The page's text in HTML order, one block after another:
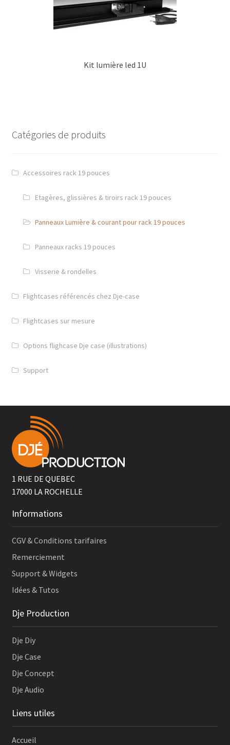
Kit lumière led 1U
Catégories de produits
Accessoires rack 19 pouces
Etagères, glissières & tiroirs rack 19 pouces
Panneaux Lumière & courant pour rack 19 pouces
Panneaux racks 19 pouces
Visserie & rondelles
Flightcases référencés chez Dje-case
Flightcases sur mesure
Options flighcase Dje case (illustrations)
Support
1 RUE DE QUEBEC
17000 LA ROCHELLE
Informations
CGV & Conditions tarifaires
Remerciement
Support & Widgets
Idées & Tutos
Dje Production
Dje Diy
Dje Case
Dje Concept
Dje Audio
Liens utiles
Accueil